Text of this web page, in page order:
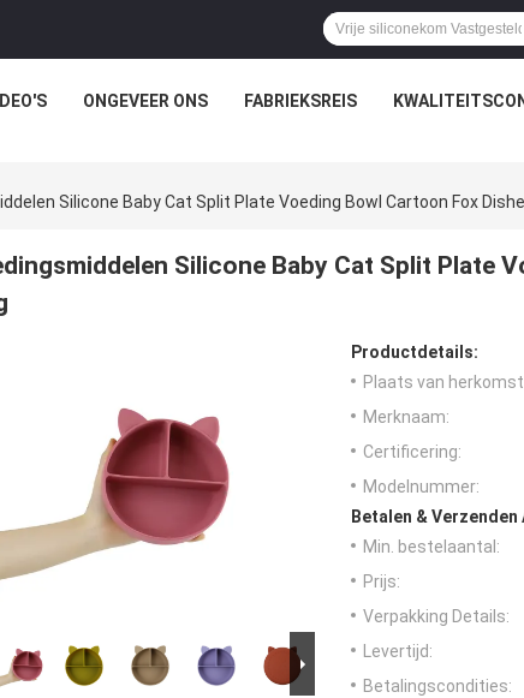
ONGEVEER ONS FABRIEKSREIS
Silicone Baby Cat Split Plate Voeding Bowl Cartoon Fox
Silicone Baby Cat Split Plate
Productdetails:
Plaats van
Merknaam:
Certificering:
Modelnummer:
Betalen &
Min. bestelaantal:
Prijs:
Verpakking Details:
Levertijd:
Betalingscondities: